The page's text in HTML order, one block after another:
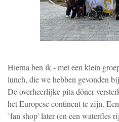
Hierna ben ik - met een klein
lunch, die we hebben gevonden
De overheerlijke pita döner
het Europese continent te zijn.
`fan shop' later (en een waterfles